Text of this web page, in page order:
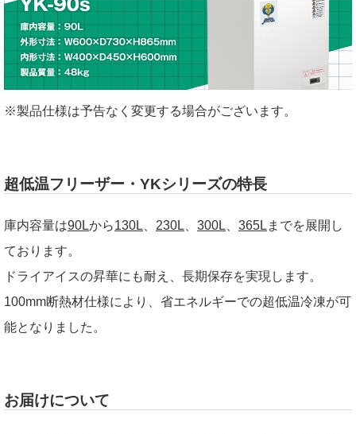
※製品仕様は予告なく変更する場合がございます。
超低温フリーザー・YKシリーズの特長
庫内容量は90Lから130L、 230L、 300L、 365Lまでを展開し
ております。
ドライアイスの昇華にも耐え、長期保存を実現します。
100mm断熱材仕様により、省エネルギーでの超低温冷凍が可
能となりました。
お届けについて